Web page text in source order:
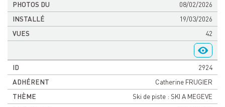
08/02/2026
19/03/2026
42
2924
Catherine FRUGIER
Ski de piste : SKI A MEGEVE